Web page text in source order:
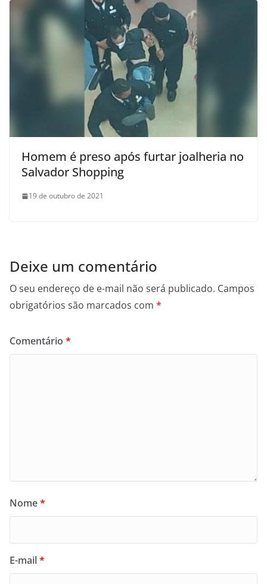
Homem é preso após furtar joalheria no
Salvador Shopping
19 de outubro de 2021
Deixe um comentário
O seu endereço de e-mail não será publicado. Campos
obrigatórios são marcados com *
Comentário *
Nome*
E-mail*